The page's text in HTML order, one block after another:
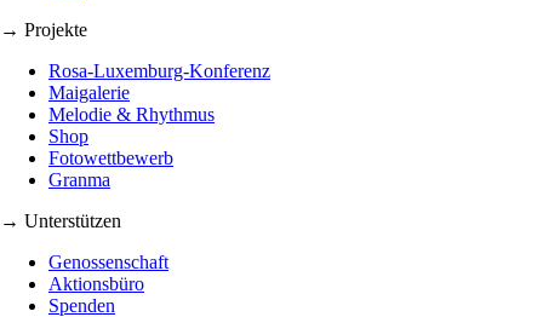
→ Projekte
Rosa-Luxemburg-Konferenz
Maigalerie
Melodie & Rhythmus
Shop
Fotowettbewerb
Granma
→ Unterstützen
Genossenschaft
Aktionsbüro
Spenden